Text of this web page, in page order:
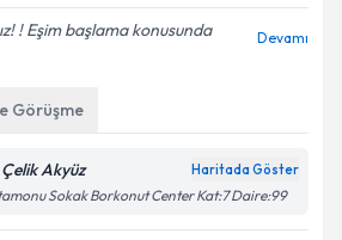
! Eşim başlama konusunda
Devamı
Görüşme
Akyüz Haritada Göster
Sokak Borkonut Center Kat:7 Daire:99